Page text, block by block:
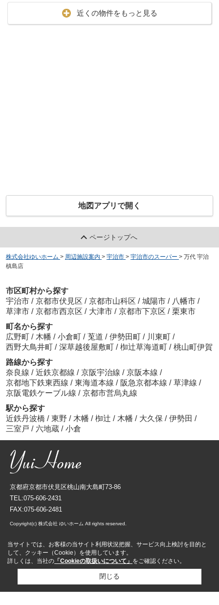
近くの物件をもっと見る
地図アプリで開く
ページトップへ
株式会社ゆいホーム > 周辺施設案内 > 宇治市 > 宇治市のスーパー > 万代 宇治
槙島店
市区町村から探す
宇治市 / 京都市伏見区 / 京都市山科区 / 城陽市 / 八幡市 /
草津市 / 京都市西京区 / 大津市 / 京都市下京区 / 栗東市
町名から探す
広野町 / 木幡 / 小倉町 / 莵道 / 伊勢田町 / 川東町 /
西野大鳥井町 / 深草越後屋敷町 / 椥辻草海道町 / 桃山町伊賀
路線から探す
奈良線 / 近鉄京都線 / 京阪宇治線 / 京阪本線 /
京都地下鉄東西線 / 東海道本線 / 阪急京都本線 / 草津線 /
京阪電鉄ケーブル線 / 京都市営烏丸線
駅から探す
近鉄丹波橋 / 東野 / 木幡 / 椥辻 / 木幡 / 大久保 / 伊勢田 /
三室戸 / 六地蔵 / 小倉
京都府京都市伏見区桃山南大島町73-86
TEL:075-606-2431
FAX:075-606-2481
Copyright(c) 株式会社 ゆいホーム All rights reserved.
当サイトでは、お客様の当サイト利用状況把握、サービス向上検討を目的と
して、クッキー（Cookie）を使用しています。
詳しくは、当社の 「Cookieの取扱いについて」 をご確認ください。
閉じる